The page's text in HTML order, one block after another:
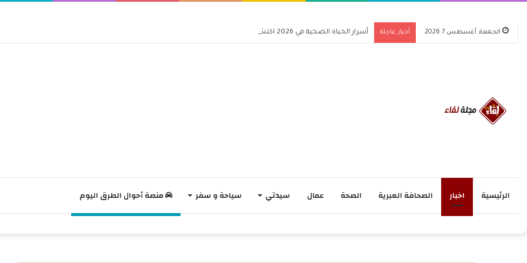
الجمعة, أغسطس 7 2026 أخبار عاجلة أسرار الحياة الصحية في 2026 اكتشف كيف تغير حياتك للأفضل
الرئيسية اخبار الصحافة العبرية الصحة عمال سيدتي سياحة و سفر منصة أحوال الطرق اليوم